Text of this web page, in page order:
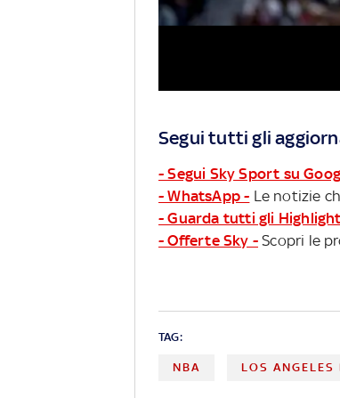
Segui tutti gli
- Segui Sky Sport su
- WhatsApp - Le notizie
- Guarda tutti gli
- Offerte Sky - Scopri le
TAG:
NBA LOS ANGELES